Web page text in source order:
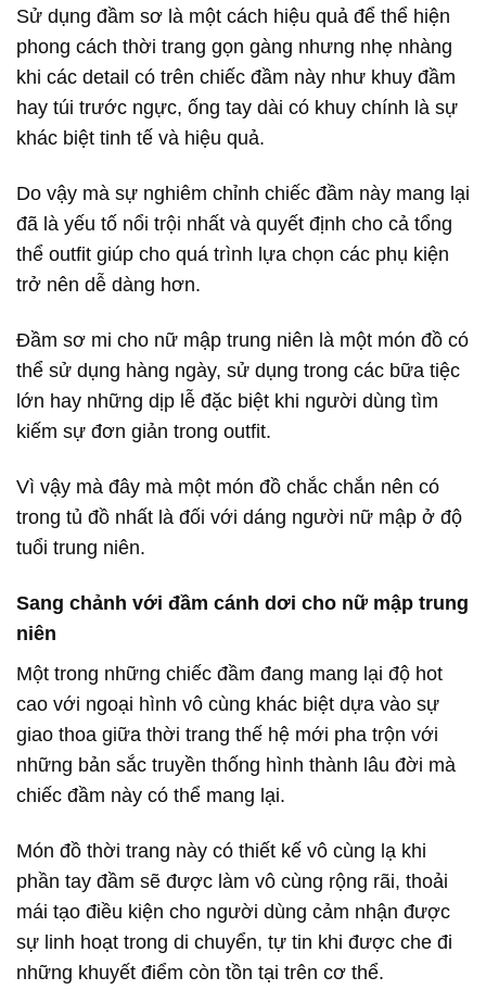
Sử dụng đầm sơ là một cách hiệu quả để thể hiện
phong cách thời trang gọn gàng nhưng nhẹ nhàng
khi các detail có trên chiếc đầm này như khuy đầm
hay túi trước ngực, ống tay dài có khuy chính là sự
khác biệt tinh tế và hiệu quả.
Do vậy mà sự nghiêm chỉnh chiếc đầm này mang lại
đã là yếu tố nổi trội nhất và quyết định cho cả tổng
thể outfit giúp cho quá trình lựa chọn các phụ kiện
trở nên dễ dàng hơn.
Đầm sơ mi cho nữ mập trung niên là một món đồ có
thể sử dụng hàng ngày, sử dụng trong các bữa tiệc
lớn hay những dịp lễ đặc biệt khi người dùng tìm
kiếm sự đơn giản trong outfit.
Vì vậy mà đây mà một món đồ chắc chắn nên có
trong tủ đồ nhất là đối với dáng người nữ mập ở độ
tuổi trung niên.
Sang chảnh với đầm cánh dơi cho nữ mập trung
niên
Một trong những chiếc đầm đang mang lại độ hot
cao với ngoại hình vô cùng khác biệt dựa vào sự
giao thoa giữa thời trang thế hệ mới pha trộn với
những bản sắc truyền thống hình thành lâu đời mà
chiếc đầm này có thể mang lại.
Món đồ thời trang này có thiết kế vô cùng lạ khi
phần tay đầm sẽ được làm vô cùng rộng rãi, thoải
mái tạo điều kiện cho người dùng cảm nhận được
sự linh hoạt trong di chuyển, tự tin khi được che đi
những khuyết điểm còn tồn tại trên cơ thể.